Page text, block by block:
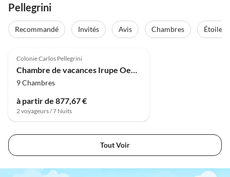
Pellegrini
Recommandé Invités Avis Chambres Étoiles
Colonie Carlos Pellegrini
9 Chambres
à partir de 877,67 €
2 voyageurs / 7 Nuits
Tout Voir